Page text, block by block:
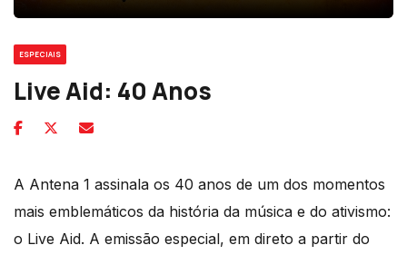
ESPECIAIS
Live Aid: 40 Anos
A Antena 1 assinala os 40 anos de um dos momentos
mais emblemáticos da história da música e do ativismo:
o Live Aid. A emissão especial, em direto a partir do